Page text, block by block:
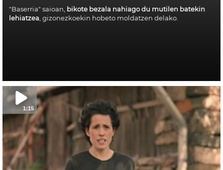
"Baserria" saioan, bikote bezala nahiago du mutilen batekin
lehiatzea, gizonezkoekin hobeto moldatzen delako.
1:15